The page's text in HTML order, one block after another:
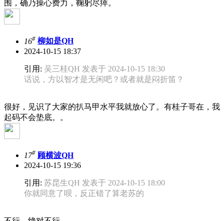
围，确乃操心费力，鞠躬尽瘁。
16# 柳如是QH
2024-10-15 18:37
引用: 吴三桂QH 发表于 2024-10-15 18:30
话说，方以智才是无闲吧？或者就是闷折笛？
很好，见识了大家的扒马甲水平我就放心了。有桂子哥在，我
起码不会垫底。。
17# 顾横波QH
2024-10-15 19:36
引用: 苏昆生QH 发表于 2024-10-15 18:00
你就同意了呗，反正错了算老苏的